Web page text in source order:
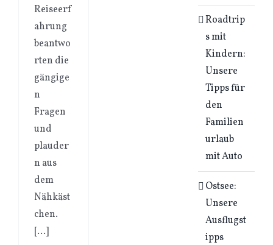
Reiseerf
ahrung
beantwo
rten die
gängige
n
Fragen
und
plauder
n aus
dem
Nähkäst
chen.
[…]
Roadtrip
s mit
Kindern:
Unsere
Tipps für
den
Familien
urlaub
mit Auto
Ostsee:
Unsere
Ausflugst
ipps